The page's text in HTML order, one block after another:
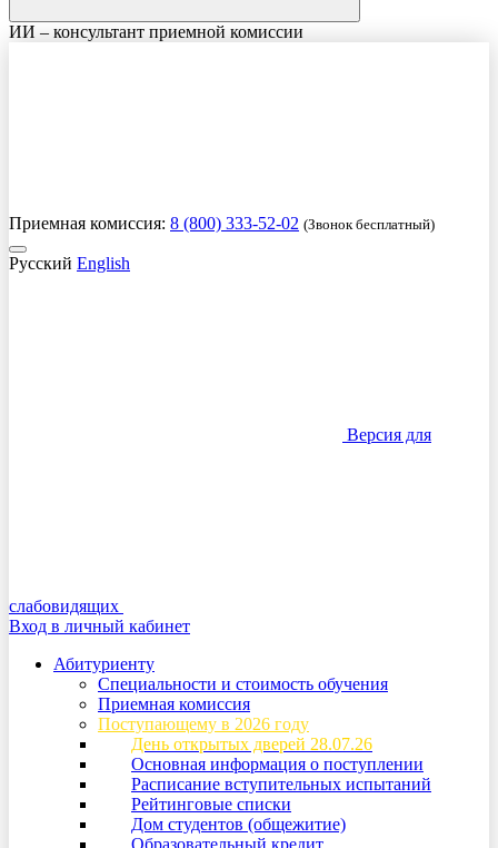
ИИ – консультант приемной комиссии
Приемная комиссия: 8 (800) 333-52-02 (Звонок бесплатный)
Русский English
Версия для
слабовидящих
Вход в личный кабинет
Абитуриенту
Специальности и стоимость обучения
Приемная комиссия
Поступающему в 2026 году
День открытых дверей 28.07.26
Основная информация о поступлении
Расписание вступительных испытаний
Рейтинговые списки
Дом студентов (общежитие)
Образовательный кредит